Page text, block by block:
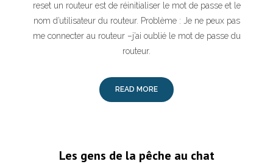
reset un routeur est de réinitialiser le mot de passe et le
nom d’utilisateur du routeur. Problème : Je ne peux pas
me connecter au routeur –j’ai oublié le mot de passe du
routeur.
READ MORE
Les gens de la pêche au chat